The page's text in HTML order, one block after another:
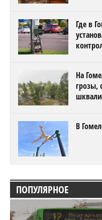
Где в
На
грозы,
В
ПОПУЛЯРНОЕ